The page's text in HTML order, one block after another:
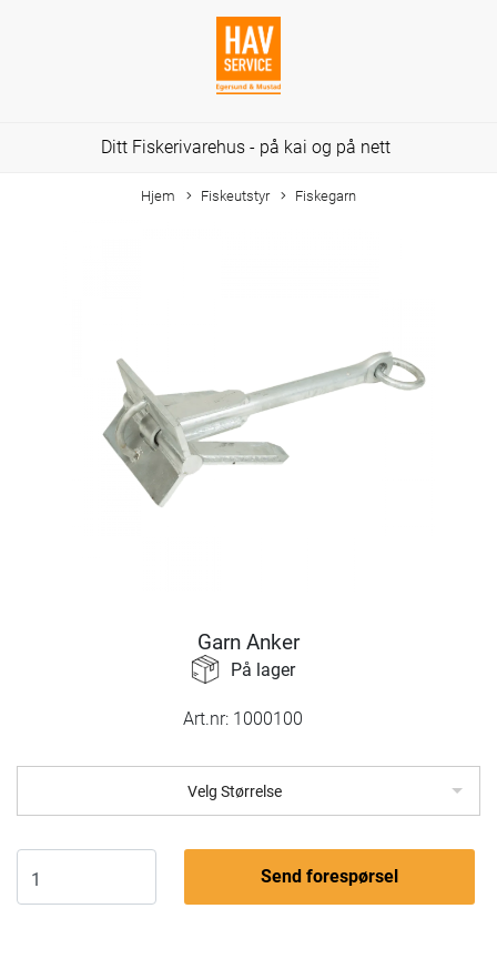
Ditt Fiskerivarehus - på kai og på nett
Hjem Fiskeutstyr Fiskegarn
Garn Anker
På lager
Art.nr: 1000100
Velg Størrelse
Send forespørsel